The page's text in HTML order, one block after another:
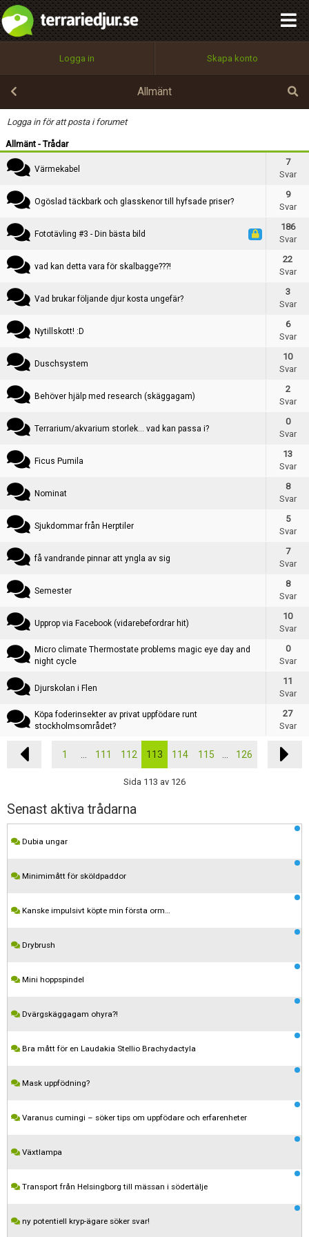
Logga in Skapa konto
Allmänt
Logga in för att posta i forumet
Allmänt - Trådar
Värmekabel
7
Svar
Ogöslad täckbark och glasskenor till hyfsade priser?
9
Svar
Fototävling #3 - Din bästa bild
186
Svar
vad kan detta vara för skalbagge???!
22
Svar
Vad brukar följande djur kosta ungefär?
3
Svar
Nytillskott! :D
6
Svar
Duschsystem
10
Svar
Behöver hjälp med research (skäggagam)
2
Svar
Terrarium/akvarium storlek... vad kan passa i?
0
Svar
Ficus Pumila
13
Svar
Nominat
8
Svar
Sjukdommar från Herptiler
5
Svar
få vandrande pinnar att yngla av sig
7
Svar
Semester
8
Svar
Upprop via Facebook (vidarebefordrar hit)
10
Svar
Micro climate Thermostate problems magic eye day and
night cycle
0
Svar
Djurskolan i Flen
11
Svar
Köpa foderinsekter av privat uppfödare runt
stockholmsområdet?
27
Svar
1 111 112 113 114 115 126
Sida 113 av 126
Senast aktiva trådarna
Dubia ungar
Minimimått för sköldpaddor
Kanske impulsivt köpte min första orm…
Drybrush
Mini hoppspindel
Dvärgskäggagam ohyra?!
Bra mått för en Laudakia Stellio Brachydactyla
Mask uppfödning?
Varanus cumingi – söker tips om uppfödare och erfarenheter
Växtlampa
Transport från Helsingborg till mässan i södertälje
ny potentiell kryp-ägare söker svar!
Kategori
Skapa tråd
Utför
100%
OK
integritetspolicy
Namn:
Epost:
Användarnamn:
Lösenord:
Terms of Service
Begär nytt lösenord
Tillbaka till förstasidan